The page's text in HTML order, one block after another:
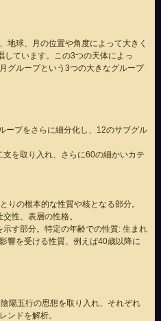
地球、月の位置や角度によって大きく
しています。この3つの天体によっ
グループという3つの大きなグループ
ープをさらに細分化し、12のサブグル
を取り入れ、さらに60の細かいカテ
りの根本的な性質や核となる部分。
性、表層の性格。
す部分。特定の年齢での性質: 生まれ
響を受ける性質、例えば40歳以降に
陽五行の思想を取り入れ、それぞれ
ンドを解析。